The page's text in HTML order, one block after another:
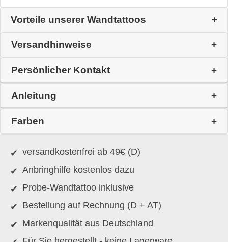
Vorteile unserer Wandtattoos
Versandhinweise
Persönlicher Kontakt
Anleitung
Farben
versandkostenfrei ab 49€ (D)
Anbringhilfe kostenlos dazu
Probe-Wandtattoo inklusive
Bestellung auf Rechnung (D + AT)
Markenqualität aus Deutschland